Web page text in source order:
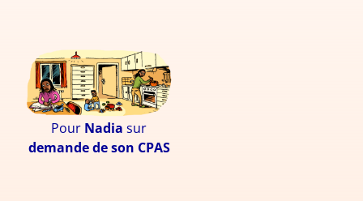
Pour Nadia
demande de son CPAS